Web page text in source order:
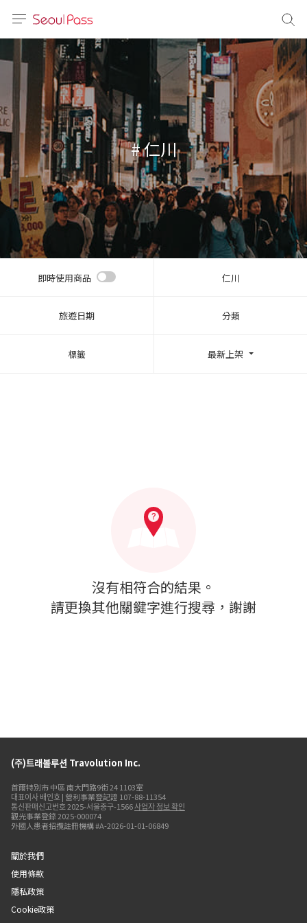
体)
文 (台灣)
# 仁川
即時使用商品 仁川
旅遊日期 分類
標籤 最新上架
沒有相符合的結果。
請更換其他關鍵字進行搜尋，謝謝
(주)트래볼루션 Travolution Inc.
首爾特別市 中區 南大門路9街 24 1103室
대표이사 배인호 | 營利事業登記證 107-88-11354
통신판매신고번호 2025-서울중구-1566사업자 정보 확인
觀光事業登錄 2025-000074
外國人患者招攬註冊機構 #A-2026-01-01-06849
關於我們
使用條款
隱私政策
Cookie政策